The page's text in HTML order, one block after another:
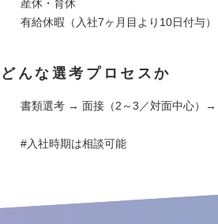
産休・育休
有給休暇（入社7ヶ月目より10⽇付与）
どんな選考プロセスか
書類選考 → 面接（2～3／対面中心）→
#入社時期は相談可能